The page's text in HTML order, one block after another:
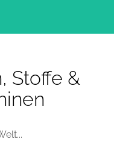
Stoffe &